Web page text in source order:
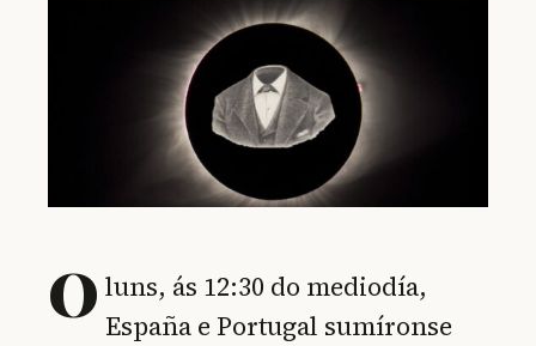
O luns, ás 12:30 do mediodía,
España e Portugal sumíronse